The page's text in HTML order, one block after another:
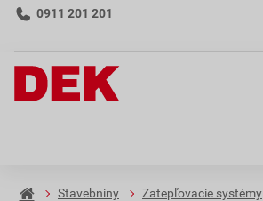
0911 201 201
Stavebniny
Zatepľovacie systémy